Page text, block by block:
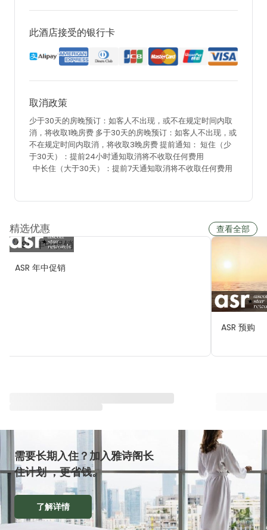
此酒店接受的银行卡
取消政策
少于30天的房晚预订：如客人不出现，或不在规定时间内取
消，将收取1晚房费 多于30天的房晚预订：如客人不出现，或
不在规定时间内取消，将收取3晚房费提前通知： 短住（少
于30天）：提前24小时通知取消将不收取任何费用
中长住（大于30天）：提前7天通知取消将不收取任何费用
精选优惠 查看全部
ASR 年中促销
ASR 预购
需要长期入住？加入雅诗阁长
住计划 ，更省钱。
了解详情